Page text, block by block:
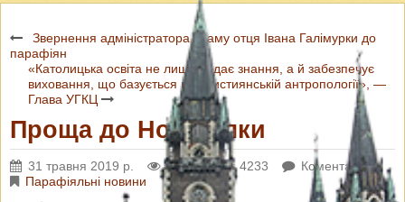
Звернення адміністратора храму отця Івана Галімурки до
парафіян
«Католицька освіта не лише надає знання, а й забезпечує
виховання, що базується на християнській антропології», —
Глава УГКЦ
Проща до Новосілки
31 травня 2019 р. Переглядів: 4233
Коментарі: 0
Парафіяльні новини